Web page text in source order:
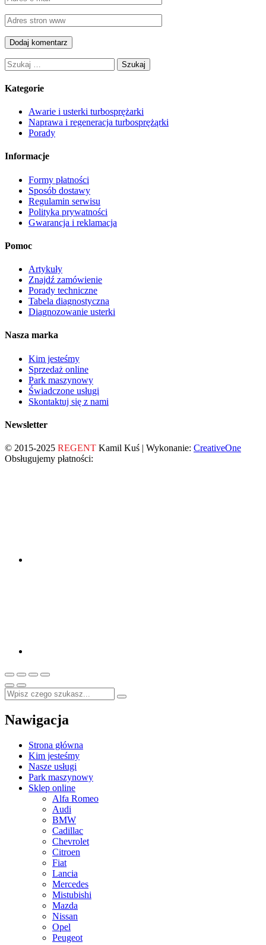
Szukaj:
Kategorie
Awarie i usterki turbosprężarki
Naprawa i regeneracja turbosprężąrki
Porady
Informacje
Formy płatności
Sposób dostawy
Regulamin serwisu
Polityka prywatności
Gwarancja i reklamacja
Pomoc
Artykuły
Znajdź zamówienie
Porady techniczne
Tabela diagnostyczna
Diagnozowanie usterki
Nasza marka
Kim jesteśmy
Sprzedaż online
Park maszynowy
Świadczone usługi
Skontaktuj się z nami
Newsletter
© 2015-2025 REGENT Kamil Kuś | Wykonanie: CreativeOne
Obsługujemy płatności:
Nawigacja
Strona główna
Kim jesteśmy
Nasze usługi
Park maszynowy
Sklep online
Alfa Romeo
Audi
BMW
Cadillac
Chevrolet
Citroen
Fiat
Lancia
Mercedes
Mistubishi
Mazda
Nissan
Opel
Peugeot